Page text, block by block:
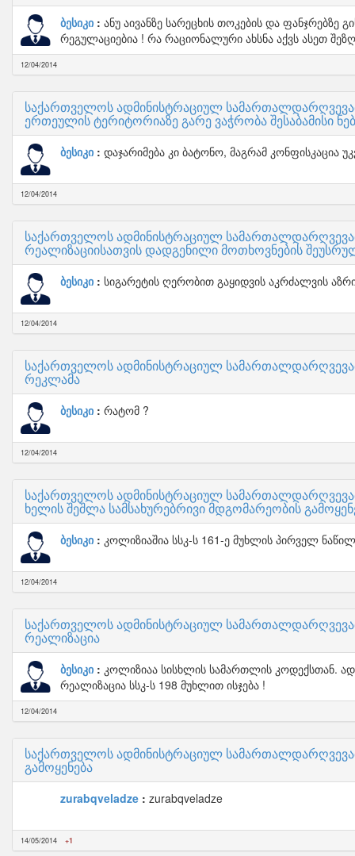
ბესიკი
ანუ აივანზე სარეცხის თოკების და ფანჯრებზე
რეგულაციებია ! რა რაციონალური ახსნა აქვს ასეთ
12/04/2014
საქართველოს ადმინისტრაციულ
ერთეულის ტერიტორიაზე გარე ვაჭრობა შესაბამისი
ბესიკი დაჯარიმება კი ბატონო, მაგრამ კონფისკაცია
12/04/2014
საქართველოს ადმინისტრაციულ
რეალიზაციისათვის დადგენილი მოთხოვნების
ბესიკი სიგარეტის ღერობით გაყიდვის აკრძალვის
12/04/2014
საქართველოს ადმინისტრაციულ
რეკლამა
ბესიკი რატომ ?
12/04/2014
საქართველოს ადმინისტრაციულ
ხელის შეშლა სამსახურებრივი მდგომარეობის
ბესიკი კოლიზიაშია სსკ-ს 161-ე მუხლის პირველ
12/04/2014
საქართველოს ადმინისტრაციულ
რეალიზაცია
ბესიკი
კოლიზიაა სისხლის სამართლის კოდექსთან.
რეალიზაცია სსკ-ს 198 მუხლით ისჯება !
12/04/2014
საქართველოს ადმინისტრაციულ
გამოყენება
zurabqveladze zurabqveladze
14/05/2014 +1